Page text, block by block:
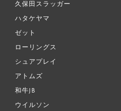
久保田スラッガー
ハタケヤマ
ゼット
ローリングス
シュアプレイ
アトムズ
和牛JB
ウイルソン